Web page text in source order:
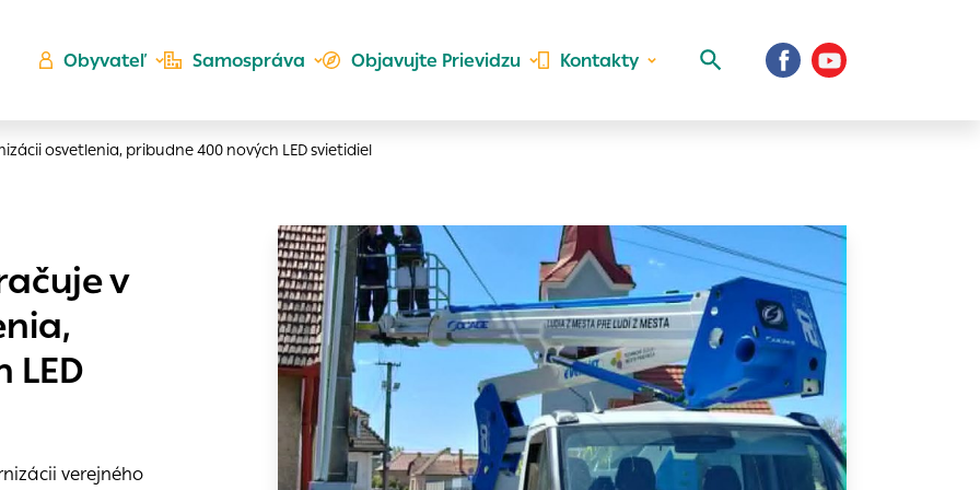
Obyvateľ Samospráva Objavujte Prievidzu Kontakty
osvetlenia, pribudne 400 nových LED svietidiel
v
verejného
ktorých webové stránky môžu ukladať informácie o vašej aktivite a
napríklad k tomu, aby si webový prehliadač zapamätoval Vaše prihlásenie